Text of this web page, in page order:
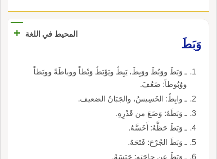
المحيط في اللغة
+
وَبَطَ
ـ وَبَطَ ووَبُطَ ووَبِطَ، يَبِطُ ويَوْبَطُ وَبْطاً ووباطَةً ووبَطاً
ووُبُوطاً: ضَعُفَ.
ـ وابِطُ: الخَسِيسُ، والجَبَانُ الضعيف.
ـ وَبَطَهُ: وَضَعَ من قَدْرِهِ.
ـ وَبَطَ حَظَّهُ: أَخَسَّهُ.
ـ وَبَطَ الجُرْحَ: فَتَحَهُ.
ـ وَبَطَ عن حاجَتِهِ: حَبَسَهُ.